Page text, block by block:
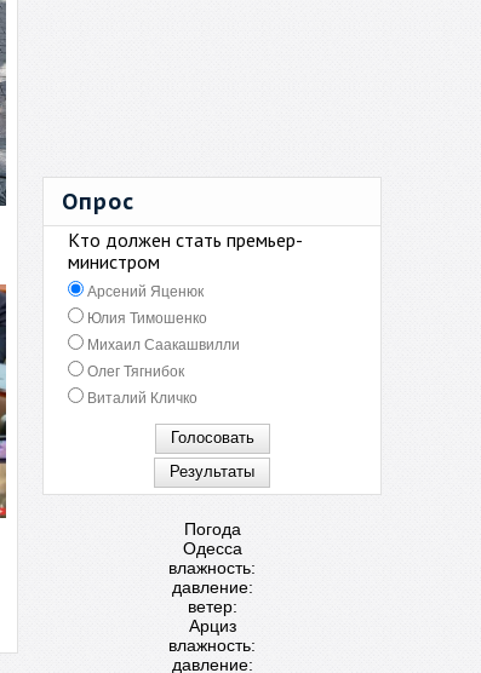
Опрос
Кто должен стать премьер-
министром
Арсений Яценюк
Юлия Тимошенко
Михаил Саакашвилли
Олег Тягнибок
Виталий Кличко
Погода
Одесса
влажность:
давление:
ветер:
Арциз
влажность:
давление: